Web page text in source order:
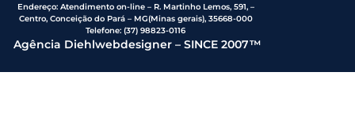
Endereço: Atendimento on-line – R. Martinho Lemos, 591, –
Centro, Conceição do Pará – MG(Minas gerais), 35668-000
Telefone:(37) 98823-0116
Agência Diehlwebdesigner – SINCE 2007™